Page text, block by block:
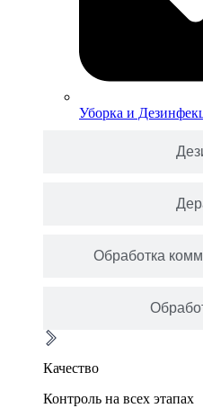
Обработка
Уборка и
Качество
Контроль на всех этапах